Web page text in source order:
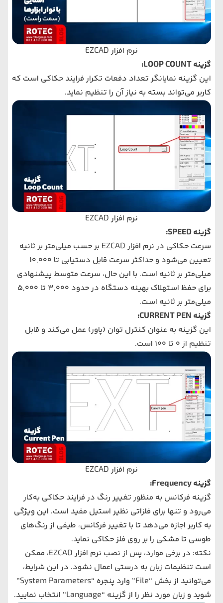
نرم‌ افزار EZCAD
گزینه LOOP COUNT:
این گزینه نمایانگر تعداد دفعات تکرار فرایند حکاکی است که
کاربر می‌تواند بسته به نیاز آن را تنظیم نماید.
نرم‌ افزار EZCAD
گزینه SPEED:
سرعت حکاکی در نرم‌ افزار EZCAD بر حسب میلی‌متر بر ثانیه
تعیین می‌شود و حداکثر سرعت قابل دستیابی تا ۱۰,۰۰۰
میلی‌متر بر ثانیه است. با این حال، سرعت متوسط پیشنهادی
برای حفظ استهلاک بهینه دستگاه در حدود ۳,۰۰۰ تا ۵,۰۰۰
میلی‌متر بر ثانیه است.
گزینه CURRENT PEN:
این گزینه به عنوان کنترل توان (پاور) عمل می‌کند و قابل
تنظیم از ۰ تا ۱۰۰ است.
نرم‌ افزار EZCAD
گزینه Frequency:
گزینه فرکانس به منظور تغییر رنگ در فرایند حکاکی به‌کار
می‌رود و تنها برای فلزاتی نظیر استیل مفید است. این ویژگی
به کاربر اجازه می‌دهد تا با تغییر فرکانس، طیفی از رنگ‌های
طوسی تا مشکی را بر روی فلز حکاکی نماید.
نکته: در برخی موارد، پس از نصب نرم‌ افزار EZCAD، ممکن
است تنظیمات زبان به درستی اعمال نشود. در این شرایط،
می‌توانید از بخش “File” وارد پنجره “System Parameters”
شوید و زبان مورد نظر را از گزینه “Language” انتخاب نمایید.